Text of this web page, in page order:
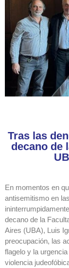
Tras las
decano de
En momentos en
antisemitismo en
decano de la
Aires (UBA), Luis
preocupación, las
flagelo y la
violencia